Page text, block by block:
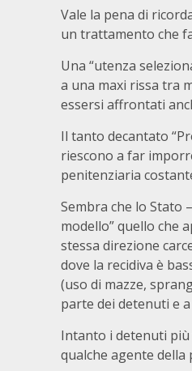
Vale la pena di
un trattamento che
Una “utenza
a una maxi rissa tra
essersi affrontati
Il tanto decantato
riescono a far
penitenziaria
Sembra che lo Stato
modello” quello che
stessa direzione
dove la recidiva è
(uso di mazze,
parte dei detenuti e
Intanto i detenuti
qualche agente della